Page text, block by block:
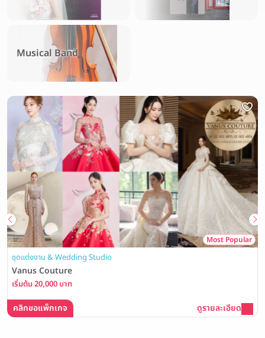
Musical Band
Most Popular
ชุดแต่งงาน & Wedding Studio
Vanus Couture
เริ่มต้น 20,000 บาท
คลิกขอแพ็กเกจ ดูรายละเอียด